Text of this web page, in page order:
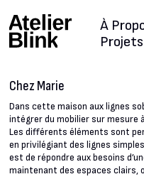
Projets
À
Chez Marie
Dans cette maison aux lignes
intégrer du mobilier sur
Les différents éléments sont
en privilégiant des lignes
est de répondre aux besoins
maintenant des espaces clairs,